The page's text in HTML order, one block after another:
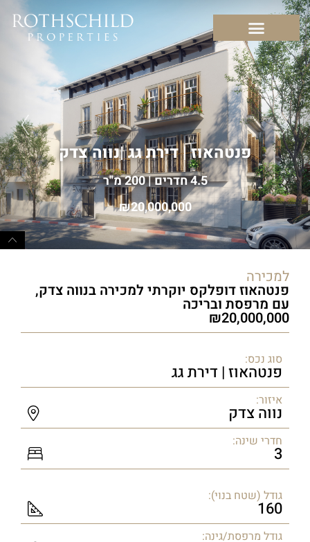
פנטהאוז | דירת גג|נווה צדק
4.5 חדרים | 200 מ"ר
20,000,000
למכירה
פנטהאוז דופלקס יוקרתי למכירה בנווה צדק,
עם מרפסת ובריכה
20,000,000
סוג נכס:
פנטהאוז | דירת גג
איזור:
נווה צדק
חדרי שינה:
3
גודל (שטח בנוי):
160
גודל מרפסת/גינה: